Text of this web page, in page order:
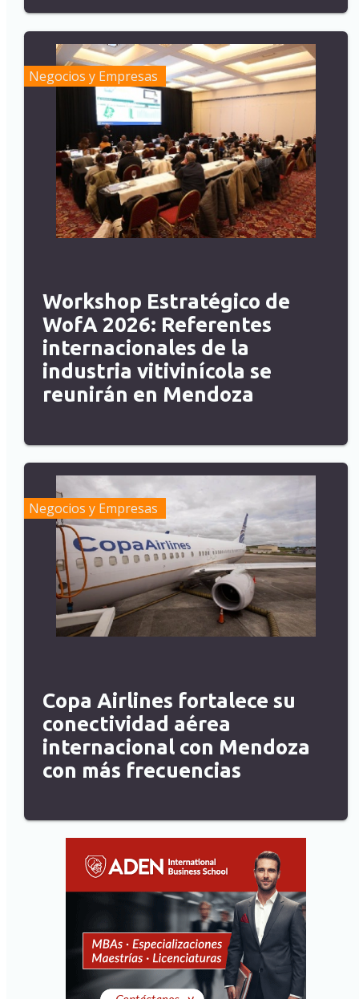
Negocios y Empresas
Workshop Estratégico de
WofA 2026: Referentes
internacionales de la
industria vitivinícola se
reunirán en Mendoza
Negocios y Empresas
Copa Airlines fortalece su
conectividad aérea
internacional con Mendoza
con más frecuencias